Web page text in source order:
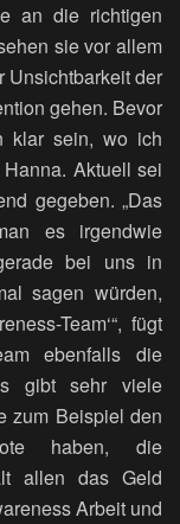
an die richtigen
sie vor allem
Unsichtbarkeit der
gehen. Bevor
klar sein, wo ich
Aktuell sei
gegeben. „Das
es irgendwie
bei uns in
sagen würden,
Team‘“, fügt
ebenfalls die
gibt sehr viele
zum Beispiel den
haben, die
allen das Geld
Arbeit und